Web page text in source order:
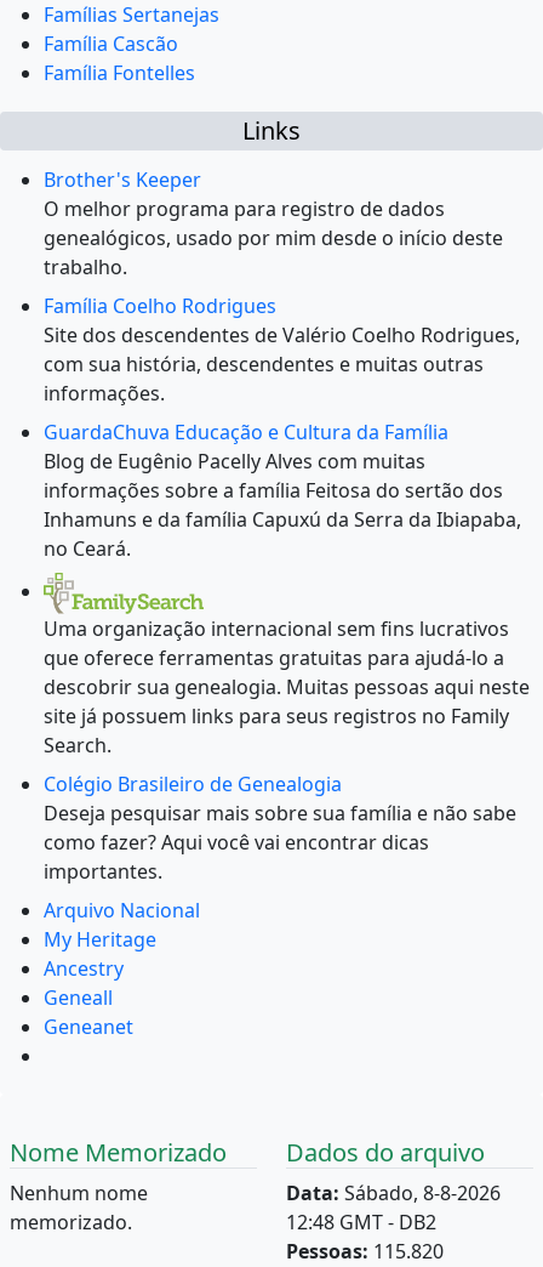
Famílias Sertanejas
Família Cascão
Família Fontelles
Links
Brother's Keeper
O melhor programa para registro de dados
genealógicos, usado por mim desde o início deste
trabalho.
Família Coelho Rodrigues
Site dos descendentes de Valério Coelho Rodrigues,
com sua história, descendentes e muitas outras
informações.
GuardaChuva Educação e Cultura da Família
Blog de Eugênio Pacelly Alves com muitas
informações sobre a família Feitosa do sertão dos
Inhamuns e da família Capuxú da Serra da Ibiapaba,
no Ceará.
Uma organização internacional sem fins lucrativos
que oferece ferramentas gratuitas para ajudá-lo a
descobrir sua genealogia. Muitas pessoas aqui neste
site já possuem links para seus registros no Family
Search.
Colégio Brasileiro de Genealogia
Deseja pesquisar mais sobre sua família e não sabe
como fazer? Aqui você vai encontrar dicas
importantes.
Arquivo Nacional
My Heritage
Ancestry
Geneall
Geneanet
Nome Memorizado
Nenhum nome
memorizado.
Dados do arquivo
Data: Sábado, 8-8-2026
12:48 GMT - DB2
Pessoas: 115.820